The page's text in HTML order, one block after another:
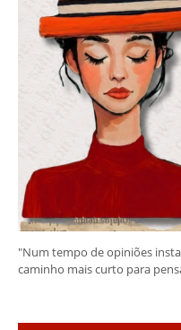
"Num tempo de opiniões
caminho mais curto para